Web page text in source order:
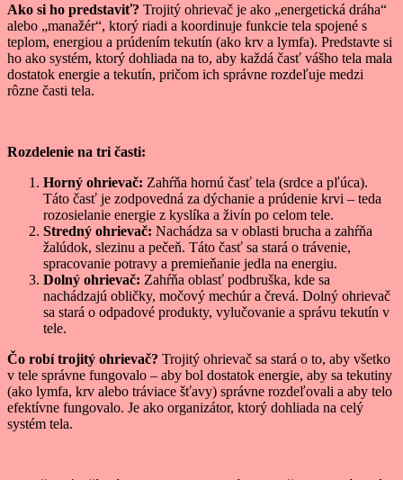
Ako si ho predstaviť? Trojitý ohrievač je ako „energetická dráha“
alebo „manažér“, ktorý riadi a koordinuje funkcie tela spojené s
teplom, energiou a prúdením tekutín (ako krv a lymfa). Predstavte si
ho ako systém, ktorý dohliada na to, aby každá časť vášho tela mala
dostatok energie a tekutín, pričom ich správne rozdeľuje medzi
rôzne časti tela.
Rozdelenie na tri časti:
Horný ohrievač: Zahŕňa hornú časť tela (srdce a pľúca).
Táto časť je zodpovedná za dýchanie a prúdenie krvi – teda
rozosielanie energie z kyslíka a živín po celom tele.
Stredný ohrievač: Nachádza sa v oblasti brucha a zahŕňa
žalúdok, slezinu a pečeň. Táto časť sa stará o trávenie,
spracovanie potravy a premieňanie jedla na energiu.
Dolný ohrievač: Zahŕňa oblasť podbruška, kde sa
nachádzajú obličky, močový mechúr a črevá. Dolný ohrievač
sa stará o odpadové produkty, vylučovanie a správu tekutín v
tele.
Čo robí trojitý ohrievač? Trojitý ohrievač sa stará o to, aby všetko
v tele správne fungovalo – aby bol dostatok energie, aby sa tekutiny
(ako lymfa, krv alebo tráviace šťavy) správne rozdeľovali a aby telo
efektívne fungovalo. Je ako organizátor, ktorý dohliada na celý
systém tela.